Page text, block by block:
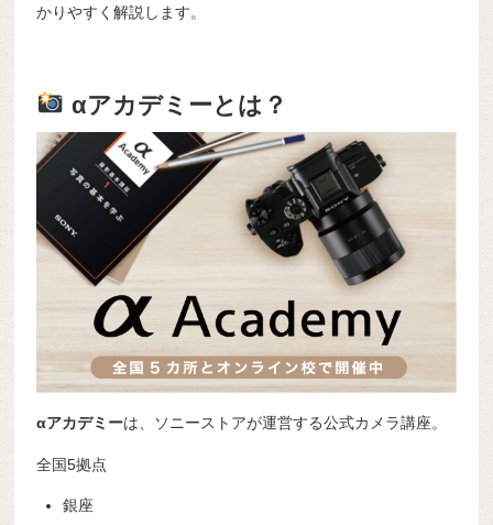
かりやすく解説します。
αアカデミーとは？
αアカデミーは、ソニーストアが運営する公式カメラ講座。
全国5拠点
銀座